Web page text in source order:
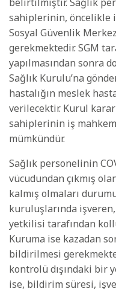
sahiplerinin, öncelikle
Sosyal Güvenlik
gerekmektedir. SGM
yapılmasından sonra
Sağlık Kurulu’na
hastalığın meslek
verilecektir. Kurul
sahiplerinin iş
mümkündür.
Sağlık personelinin
vücudundan çıkmış
kalmış olmaları
kuruluşlarında
yetkilisi tarafından
Kuruma ise kazadan
bildirilmesi
kontrolü dışındaki bir
ise, bildirim süresi,